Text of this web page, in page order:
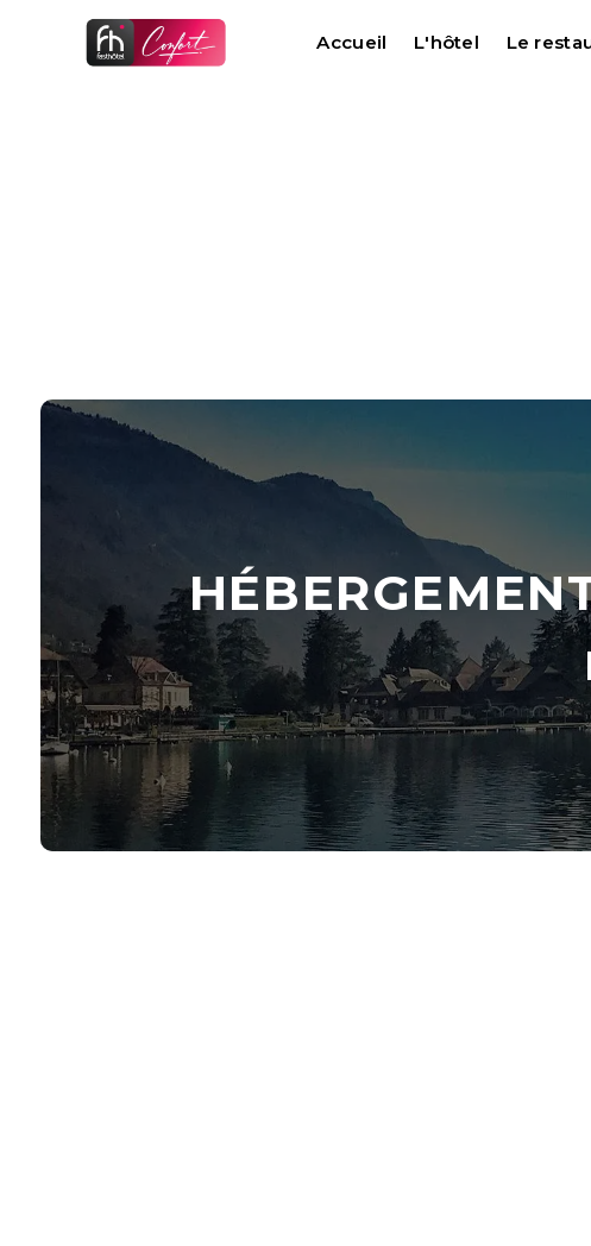
Accueil L'hôtel Le